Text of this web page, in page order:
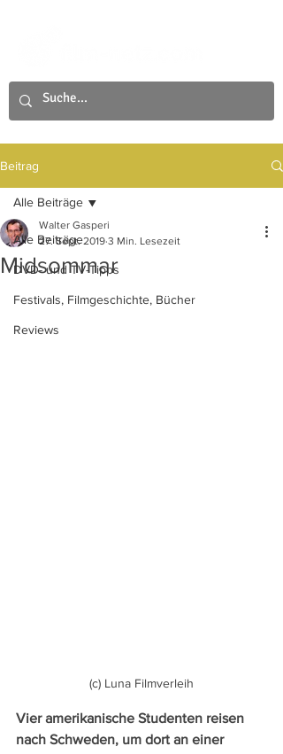
Beitrag
Alle Beiträge
DVD- und TV-Tipps
Festivals, Filmgeschichte, Bücher
Reviews
Alle Beiträge
Midsommar
Walter Gasperi
27. Sept. 2019 3 Min. Lesezeit
(c) Luna Filmverleih
Vier amerikanische Studenten reisen
nach Schweden, um dort an einer